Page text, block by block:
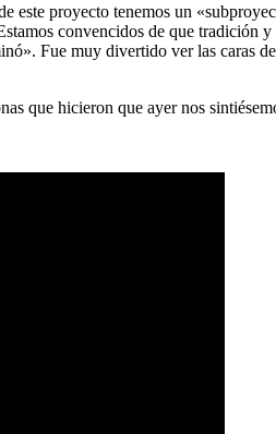
proyecto tenemos un
convencidos de que tradición
Fue muy divertido ver las caras
que hicieron que ayer nos